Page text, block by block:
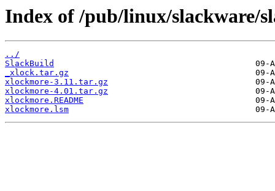
Index of /pub/linux/slackware/
../
SlackBuild
_xlock.tar.gz
xlockmore-3.11.tar.gz
xlockmore-4.01.tar.gz
xlockmore.README
xlockmore.lsm